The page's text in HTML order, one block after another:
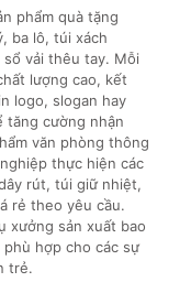
phẩm quà tặng
ba lô, túi xách
vải thêu tay. Mỗi
lượng cao, kết
logo, slogan hay
tăng cường nhận
văn phòng thông
thực hiện các
rút, túi giữ nhiệt,
rẻ theo yêu cầu.
xưởng sản xuất bao
hợp cho các sự
trẻ.